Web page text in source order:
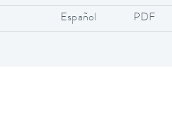
Español PDF